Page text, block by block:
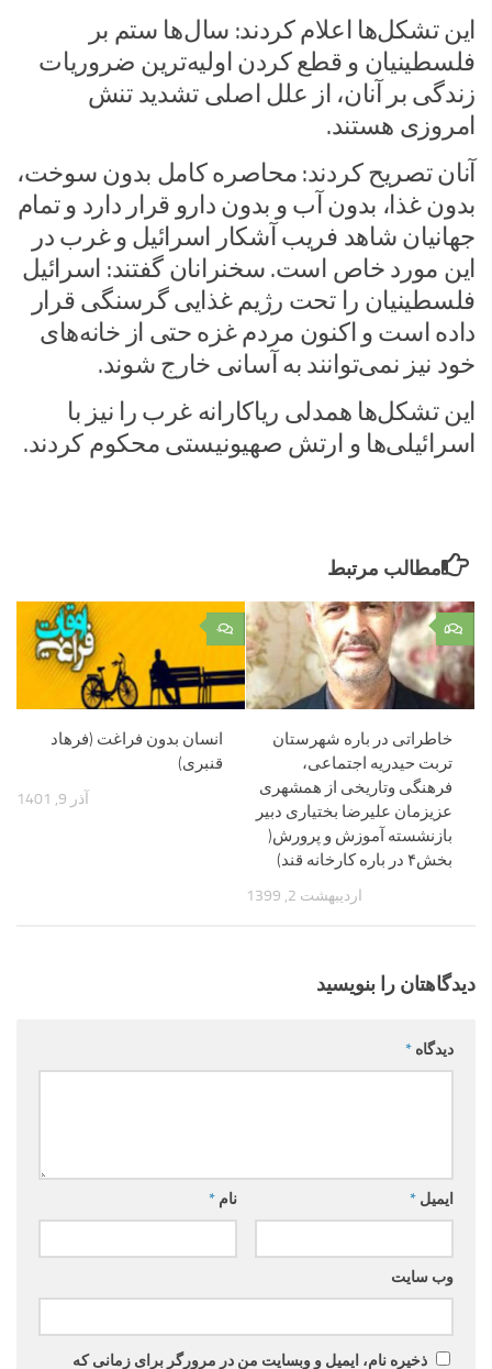
این تشکل‌ها اعلام کردند: سال‌ها ستم بر
فلسطینیان و قطع کردن اولیه‌ترین ضروریات
زندگی بر آنان، از علل اصلی تشدید تنش
امروزی هستند.
آنان تصریح کردند: محاصره کامل بدون سوخت،
بدون غذا، بدون آب و بدون دارو قرار دارد و تمام
جهانیان شاهد فریب آشکار اسرائیل و غرب در
این مورد خاص است. سخنرانان گفتند: اسرائیل
فلسطینیان را تحت رژیم غذایی گرسنگی قرار
داده است و اکنون مردم غزه حتی از خانه‌های
خود نیز نمی‌توانند به آسانی خارج شوند.
این تشکل‌ها همدلی ریاکارانه غرب را نیز با
اسرائیلی‌ها و ارتش صهیونیستی محکوم کردند.
مطالب مرتبط
۰
انسان بدون فراغت (فرهاد
قنبری)
آذر 9, 1401
۵
خاطراتی در باره شهرستان
تربت حیدریه اجتماعی،
فرهنگی وتاریخی از همشهری
عزیزمان علیرضا بختیاری دبیر
بازنشسته آموزش و پرورش(
بخش۴ در باره کارخانه قند)
اردیبهشت 2, 1399
دیدگاهتان را بنویسید
دیدگاه *
نام * ایمیل *
وب‌ سایت
ذخیره نام، ایمیل و وبسایت من در مرورگر برای زمانی که